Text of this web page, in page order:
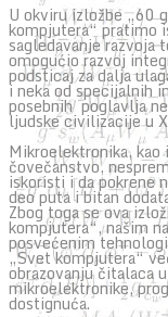
U okviru izložbe „60
kompjutera“ pratimo
sagledavanje razvoja
omogućio razvoj
podsticaj za dalja
i neka od specijalnih
posebnih poglavlja
ljudske civilizacije u
Mikroelektronika,
čovečanstvo,
iskoristi i da pokrene
deo puta i bitan
Zbog toga se ova
kompjutera“, našim
posvećenim
„Svet kompjutera“
obrazovanju čitalaca
mikroelektronike,
dostignuća.